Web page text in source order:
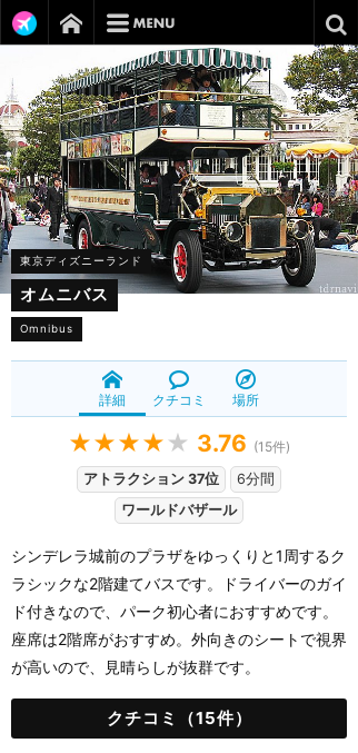
東京ディズニーランド
オムニバス
Omnibus
詳細 クチコミ 場所
★★★★ ★ 3.76 (15件)
アトラクション 37位
6分間
ワールドバザール
シンデレラ城前のプラザをゆっくりと1周するク
ラシックな2階建てバスです。ドライバーのガイ
ド付きなので、パーク初心者におすすめです。
座席は2階席がおすすめ。外向きのシートで視界
が高いので、見晴らしが抜群です。
クチコミ（15件）